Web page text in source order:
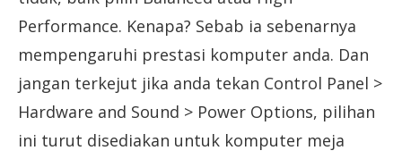
Performance. Kenapa? Sebab ia sebenarnya
mempengaruhi prestasi komputer anda. Dan
jangan terkejut jika anda tekan Control Panel >
Hardware and Sound > Power Options, pilihan
ini turut disediakan untuk komputer meja